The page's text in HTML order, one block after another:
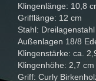
Klingenlänge: 10,8
Grifflänge: 12 cm
Stahl:
Außenlagen 18/8
Klingenstärke: ca.
Klingenhöhe: 2,7 cm
Griff: Curly